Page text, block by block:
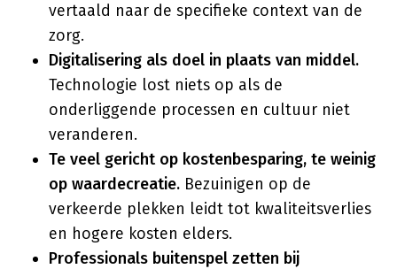
vertaald naar de specifieke context van de
zorg.
Digitalisering als doel in plaats van middel.
Technologie lost niets op als de
onderliggende processen en cultuur niet
veranderen.
Te veel gericht op kostenbesparing, te weinig
op waardecreatie. Bezuinigen op de
verkeerde plekken leidt tot kwaliteitsverlies
en hogere kosten elders.
Professionals buitenspel zetten bij